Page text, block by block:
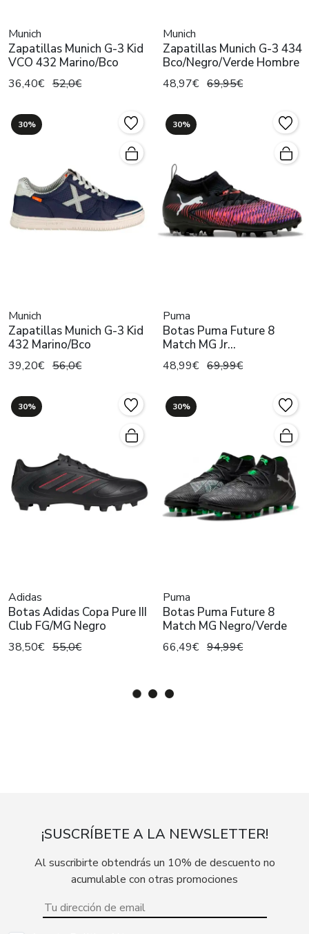
Munich
Zapatillas Munich G-3 Kid
VCO 432 Marino/Bco
36,40€ 52,0€
Munich
Zapatillas Munich G-3 434
Bco/Negro/Verde Hombre
48,97€ 69,95€
30%
Munich
Zapatillas Munich G-3 Kid
432 Marino/Bco
39,20€ 56,0€
30%
Puma
Botas Puma Future 8
Match MG Jr
Negro/Multicolor
48,99€ 69,99€
30%
Adidas
Botas Adidas Copa Pure III
Club FG/MG Negro
38,50€ 55,0€
30%
Puma
Botas Puma Future 8
Match MG Negro/Verde
66,49€ 94,99€
¡SUSCRÍBETE A LA NEWSLETTER!
Al suscribirte obtendrás un 10% de descuento no
acumulable con otras promociones